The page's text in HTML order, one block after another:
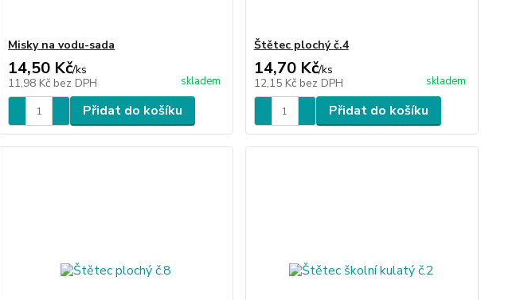
Misky na vodu-sada
14,50 Kč/ks
11,98 Kč bez DPH skladem
Přidat do košíku
Štětec plochý č.4
14,70 Kč/ks
12,15 Kč bez DPH skladem
Přidat do košíku